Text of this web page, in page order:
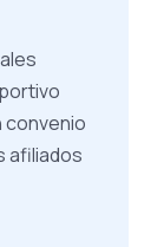
convenio
afiliados